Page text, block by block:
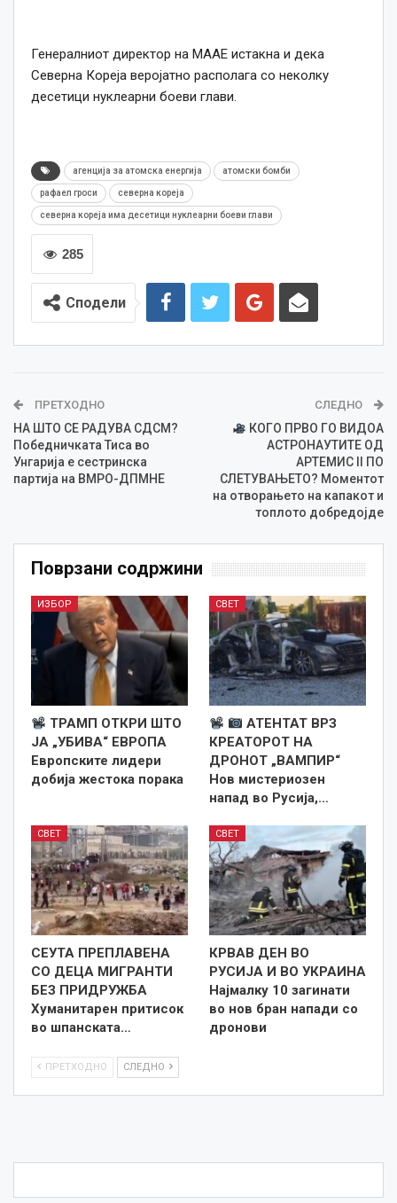
Генералниот директор на МААЕ истакна и дека
Северна Кореја веројатно располага со неколку
десетици нуклеарни боеви глави.
агенција за атомска енергија атомски бомби
рафаел гроси северна кореја
северна кореја има десетици нуклеарни боеви глави
285
Сподели
ПРЕТХОДНО
НА ШТО СЕ РАДУВА СДСМ?
Победничката Тиса во
Унгарија е сестринска
партија на ВМРО-ДПМНЕ
СЛЕДНО
КОГО ПРВО ГО ВИДОА
АСТРОНАУТИТЕ ОД
АРТЕМИС II ПО
СЛЕТУВАЊЕТО? Моментот
на отворањето на капакот и
топлото добредојде
Поврзани содржини
ИЗБОР
ТРАМП ОТКРИ ШТО
ЈА „УБИВА“ ЕВРОПА
Европските лидери
добија жестока порака
СВЕТ
АТЕНТАТ ВРЗ
КРЕАТОРОТ НА
ДРОНОТ „ВАМПИР“
Нов мистериозен
напад во Русија,…
СВЕТ
СЕУТА ПРЕПЛАВЕНА
СО ДЕЦА МИГРАНТИ
БЕЗ ПРИДРУЖБА
Хуманитарен притисок
во шпанската…
СВЕТ
КРВАВ ДЕН ВО
РУСИЈА И ВО УКРАИНА
Најмалку 10 загинати
во нов бран напади со
дронови
ПРЕТХОДНО СЛЕДНО